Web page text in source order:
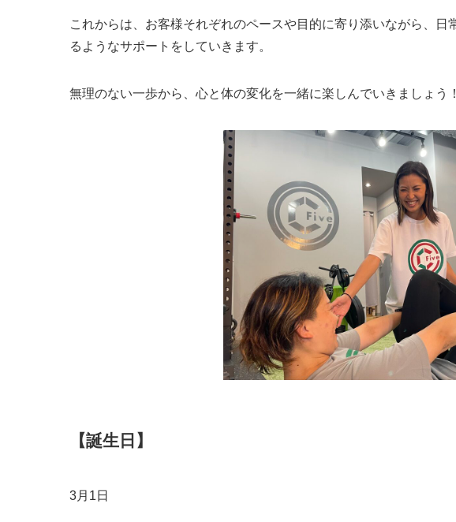
これからは、お客様それぞれのペースや目的に寄り添いながら、日
るようなサポートをしていきます。
無理のない一歩から、心と体の変化を一緒に楽しんでいきましょう！
【誕生日】
3月1日